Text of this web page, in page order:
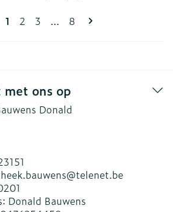
Pagina's
U lees momenteel pagina
1 Pagina
2 Pagina
3 ... Pagina
8
ons op
Donald
telenet.be
Donald Bauwens